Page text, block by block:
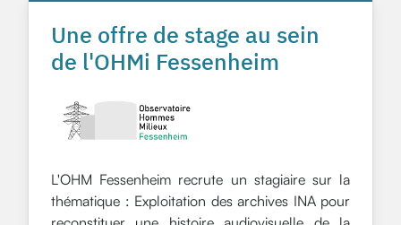
Une offre de stage au sein
de l'OHMi Fessenheim
L'OHM Fessenheim recrute un stagiaire sur la
thématique : Exploitation des archives INA pour